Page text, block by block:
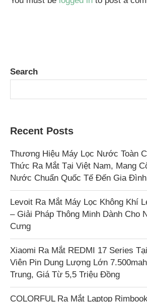
Search
Recent Posts
Thương Hiệu Máy Lọc Nước Toàn
Thức Ra Mắt Tại Việt Nam, Mang
Nước Chuẩn Quốc Tế Đến Gia
Levoit Ra Mắt Máy Lọc Không Khí
– Giải Pháp Thông Minh Dành Cho
Cưng
Xiaomi Ra Mắt REDMI 17 Series
Viên Pin Dung Lượng Lớn
Trung, Giá Từ 5,5 Triệu Đồng
COLORFUL Ra Mắt Laptop